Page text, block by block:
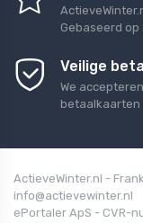
Gebaseerd op
Veilige
We
betaalkaarten
ActieveWinter.nl -
info@actievewinter.nl
ePortaler ApS - CVR-